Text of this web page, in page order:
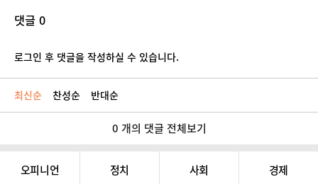
댓글 0
로그인 후 댓글을 작성하실 수 있습니다.
최신순 찬성순 반대순
0 개의 댓글 전체보기
오피니언 정치 사회 경제